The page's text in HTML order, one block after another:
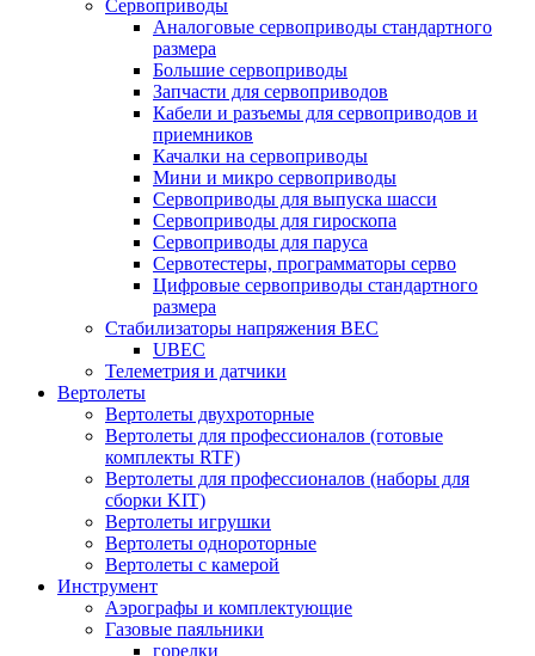
Сервоприводы
Аналоговые сервоприводы стандартного
размера
Большие сервоприводы
Запчасти для сервоприводов
Кабели и разъемы для сервоприводов и
приемников
Качалки на сервоприводы
Мини и микро сервоприводы
Сервоприводы для выпуска шасси
Сервоприводы для гироскопа
Сервоприводы для паруса
Сервотестеры, программаторы серво
Цифровые сервоприводы стандартного
размера
Стабилизаторы напряжения BEC
UBEC
Телеметрия и датчики
Вертолеты
Вертолеты двухроторные
Вертолеты для профессионалов (готовые
комплекты RTF)
Вертолеты для профессионалов (наборы для
сборки KIT)
Вертолеты игрушки
Вертолеты однороторные
Вертолеты с камерой
Инструмент
Аэрографы и комплектующие
Газовые паяльники
горелки